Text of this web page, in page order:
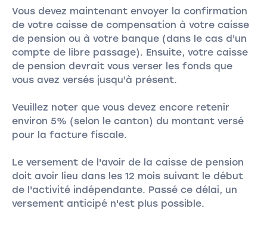
Vous devez maintenant envoyer la confirmation
de votre caisse de compensation à votre caisse
de pension ou à votre banque (dans le cas d'un
compte de libre passage). Ensuite, votre caisse
de pension devrait vous verser les fonds que
vous avez versés jusqu'à présent.
Veuillez noter que vous devez encore retenir
environ 5% (selon le canton) du montant versé
pour la facture fiscale.
Le versement de l'avoir de la caisse de pension
doit avoir lieu dans les 12 mois suivant le début
de l'activité indépendante. Passé ce délai, un
versement anticipé n'est plus possible.